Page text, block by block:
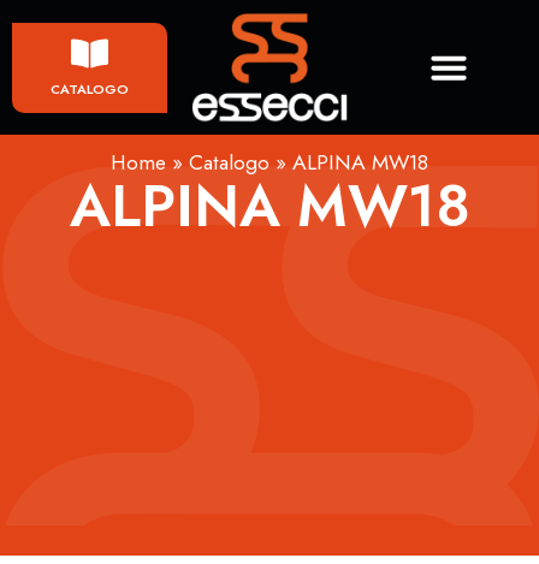
CATALOGO
Home » Catalogo » ALPINA MW18
ALPINA MW18